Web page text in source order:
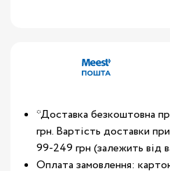
*Доставка безкоштовна
грн. Вартість доставки
99-249 грн (залежить від
Оплата замовлення: